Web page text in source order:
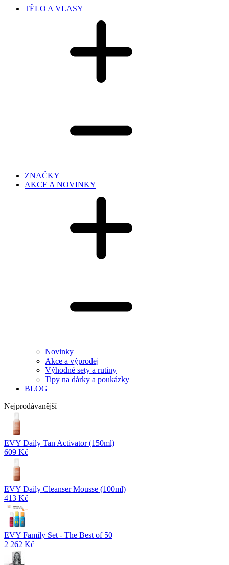
TĚLO A VLASY
ZNAČKY
AKCE A NOVINKY
Novinky
Akce a výprodej
Výhodné sety a rutiny
Tipy na dárky a poukázky
BLOG
Nejprodávanější
EVY Daily Tan Activator (150ml)
609 Kč
EVY Daily Cleanser Mousse (100ml)
413 Kč
EVY Family Set - The Best of 50
2 262 Kč